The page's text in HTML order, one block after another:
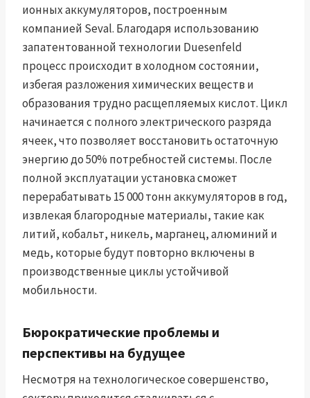
ионных аккумуляторов, построенным
компанией Seval. Благодаря использованию
запатентованной технологии Duesenfeld
процесс происходит в холодном состоянии,
избегая разложения химических веществ и
образования трудно расщепляемых кислот. Цикл
начинается с полного электрического разряда
ячеек, что позволяет восстановить остаточную
энергию до 50% потребностей системы. После
полной эксплуатации установка сможет
перерабатывать 15 000 тонн аккумуляторов в год,
извлекая благородные материалы, такие как
литий, кобальт, никель, марганец, алюминий и
медь, которые будут повторно включены в
производственные циклы устойчивой
мобильности.
Бюрократические проблемы и
перспективы на будущее
Несмотря на технологическое совершенство,